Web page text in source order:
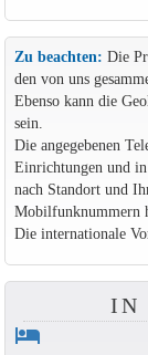
Zu beachten: Die
den von uns
Ebenso kann die
sein.
Die angegebenen
Einrichtungen und
nach Standort und
Mobilfunknummern
Die internationale
IN
hotel